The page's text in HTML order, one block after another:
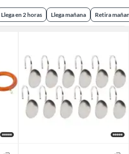
Llega en 2 horas Llega mañana Retira